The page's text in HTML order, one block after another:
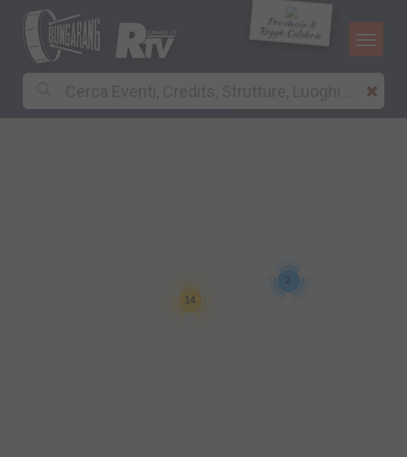
Provincia di
Reggio Calabria
2
14